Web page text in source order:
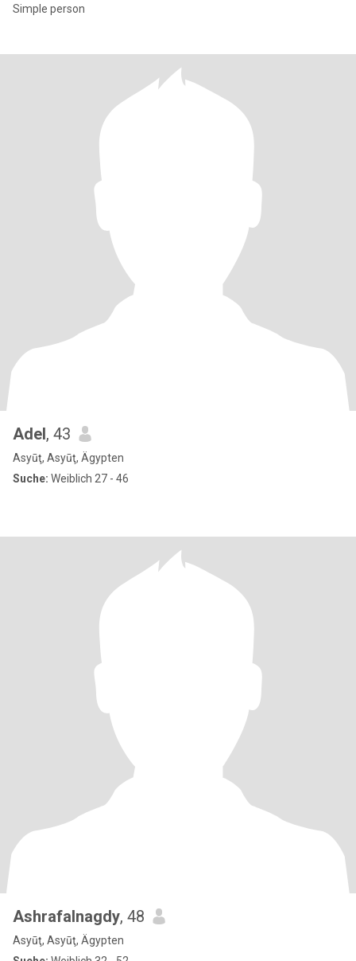
Simple person
Adel, 43
Asyūţ, Asyūţ, Ägypten
Suche: Weiblich 27 - 46
Ashrafalnagdy, 48
Asyūţ, Asyūţ, Ägypten